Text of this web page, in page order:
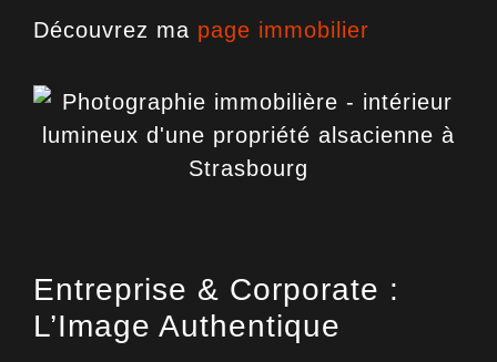
Découvrez ma page immobilier
Entreprise & Corporate :
L’Image Authentique